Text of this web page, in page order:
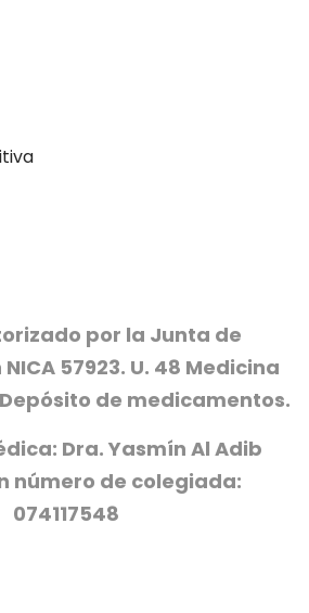
por la Junta de
57923. U. 48 Medicina
de medicamentos.
Dra. Yasmín Al Adib
número de colegiada:
074117548